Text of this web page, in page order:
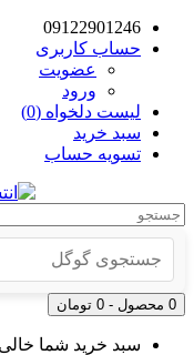
09122901246
حساب کاربری
عضویت
ورود
لیست دلخواه (0)
سبد خرید
تسویه حساب
0 محصول - 0 تومان
سبد خرید شما